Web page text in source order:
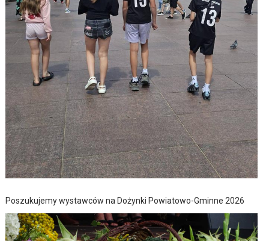
Poszukujemy wystawców na Dożynki Powiatowo-Gminne 2026